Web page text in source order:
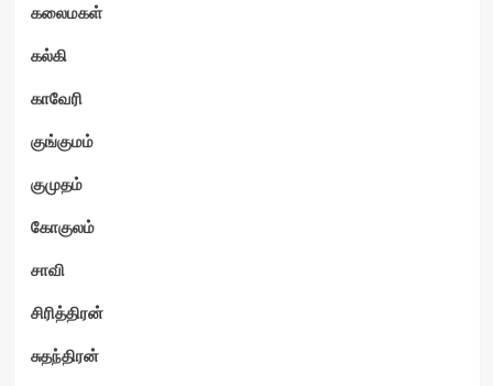
கலைமகள்
கல்கி
காவேரி
குங்குமம்
குமுதம்
கோகுலம்
சாவி
சிரித்திரன்
சுதந்திரன்